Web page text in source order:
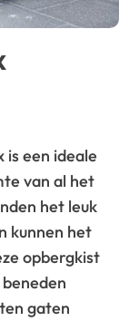
is een ideale
van al het
het leuk
kunnen het
opbergkist
gaten